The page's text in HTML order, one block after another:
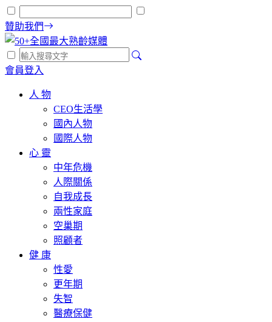
贊助我們
會員登入
人 物
CEO生活學
國內人物
國際人物
心 靈
中年危機
人際關係
自我成長
兩性家庭
空巢期
照顧者
健 康
性愛
更年期
失智
醫療保健